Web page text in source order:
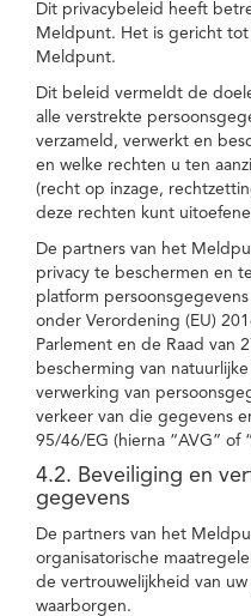
Dit privacybeleid heeft
Meldpunt. Het is gericht
Meldpunt.
Dit beleid vermeldt de
alle verstrekte
verzameld, verwerkt en
en welke rechten u ten
(recht op inzage,
deze rechten kunt
De partners van het
privacy te beschermen en
platform
onder Verordening (EU)
Parlement en de Raad van
bescherming van
verwerking van
verkeer van die gegevens
95/46/EG (hierna “AVG” of
4.2. Beveiliging en
gegevens
De partners van het
organisatorische
de vertrouwelijkheid van
waarborgen.